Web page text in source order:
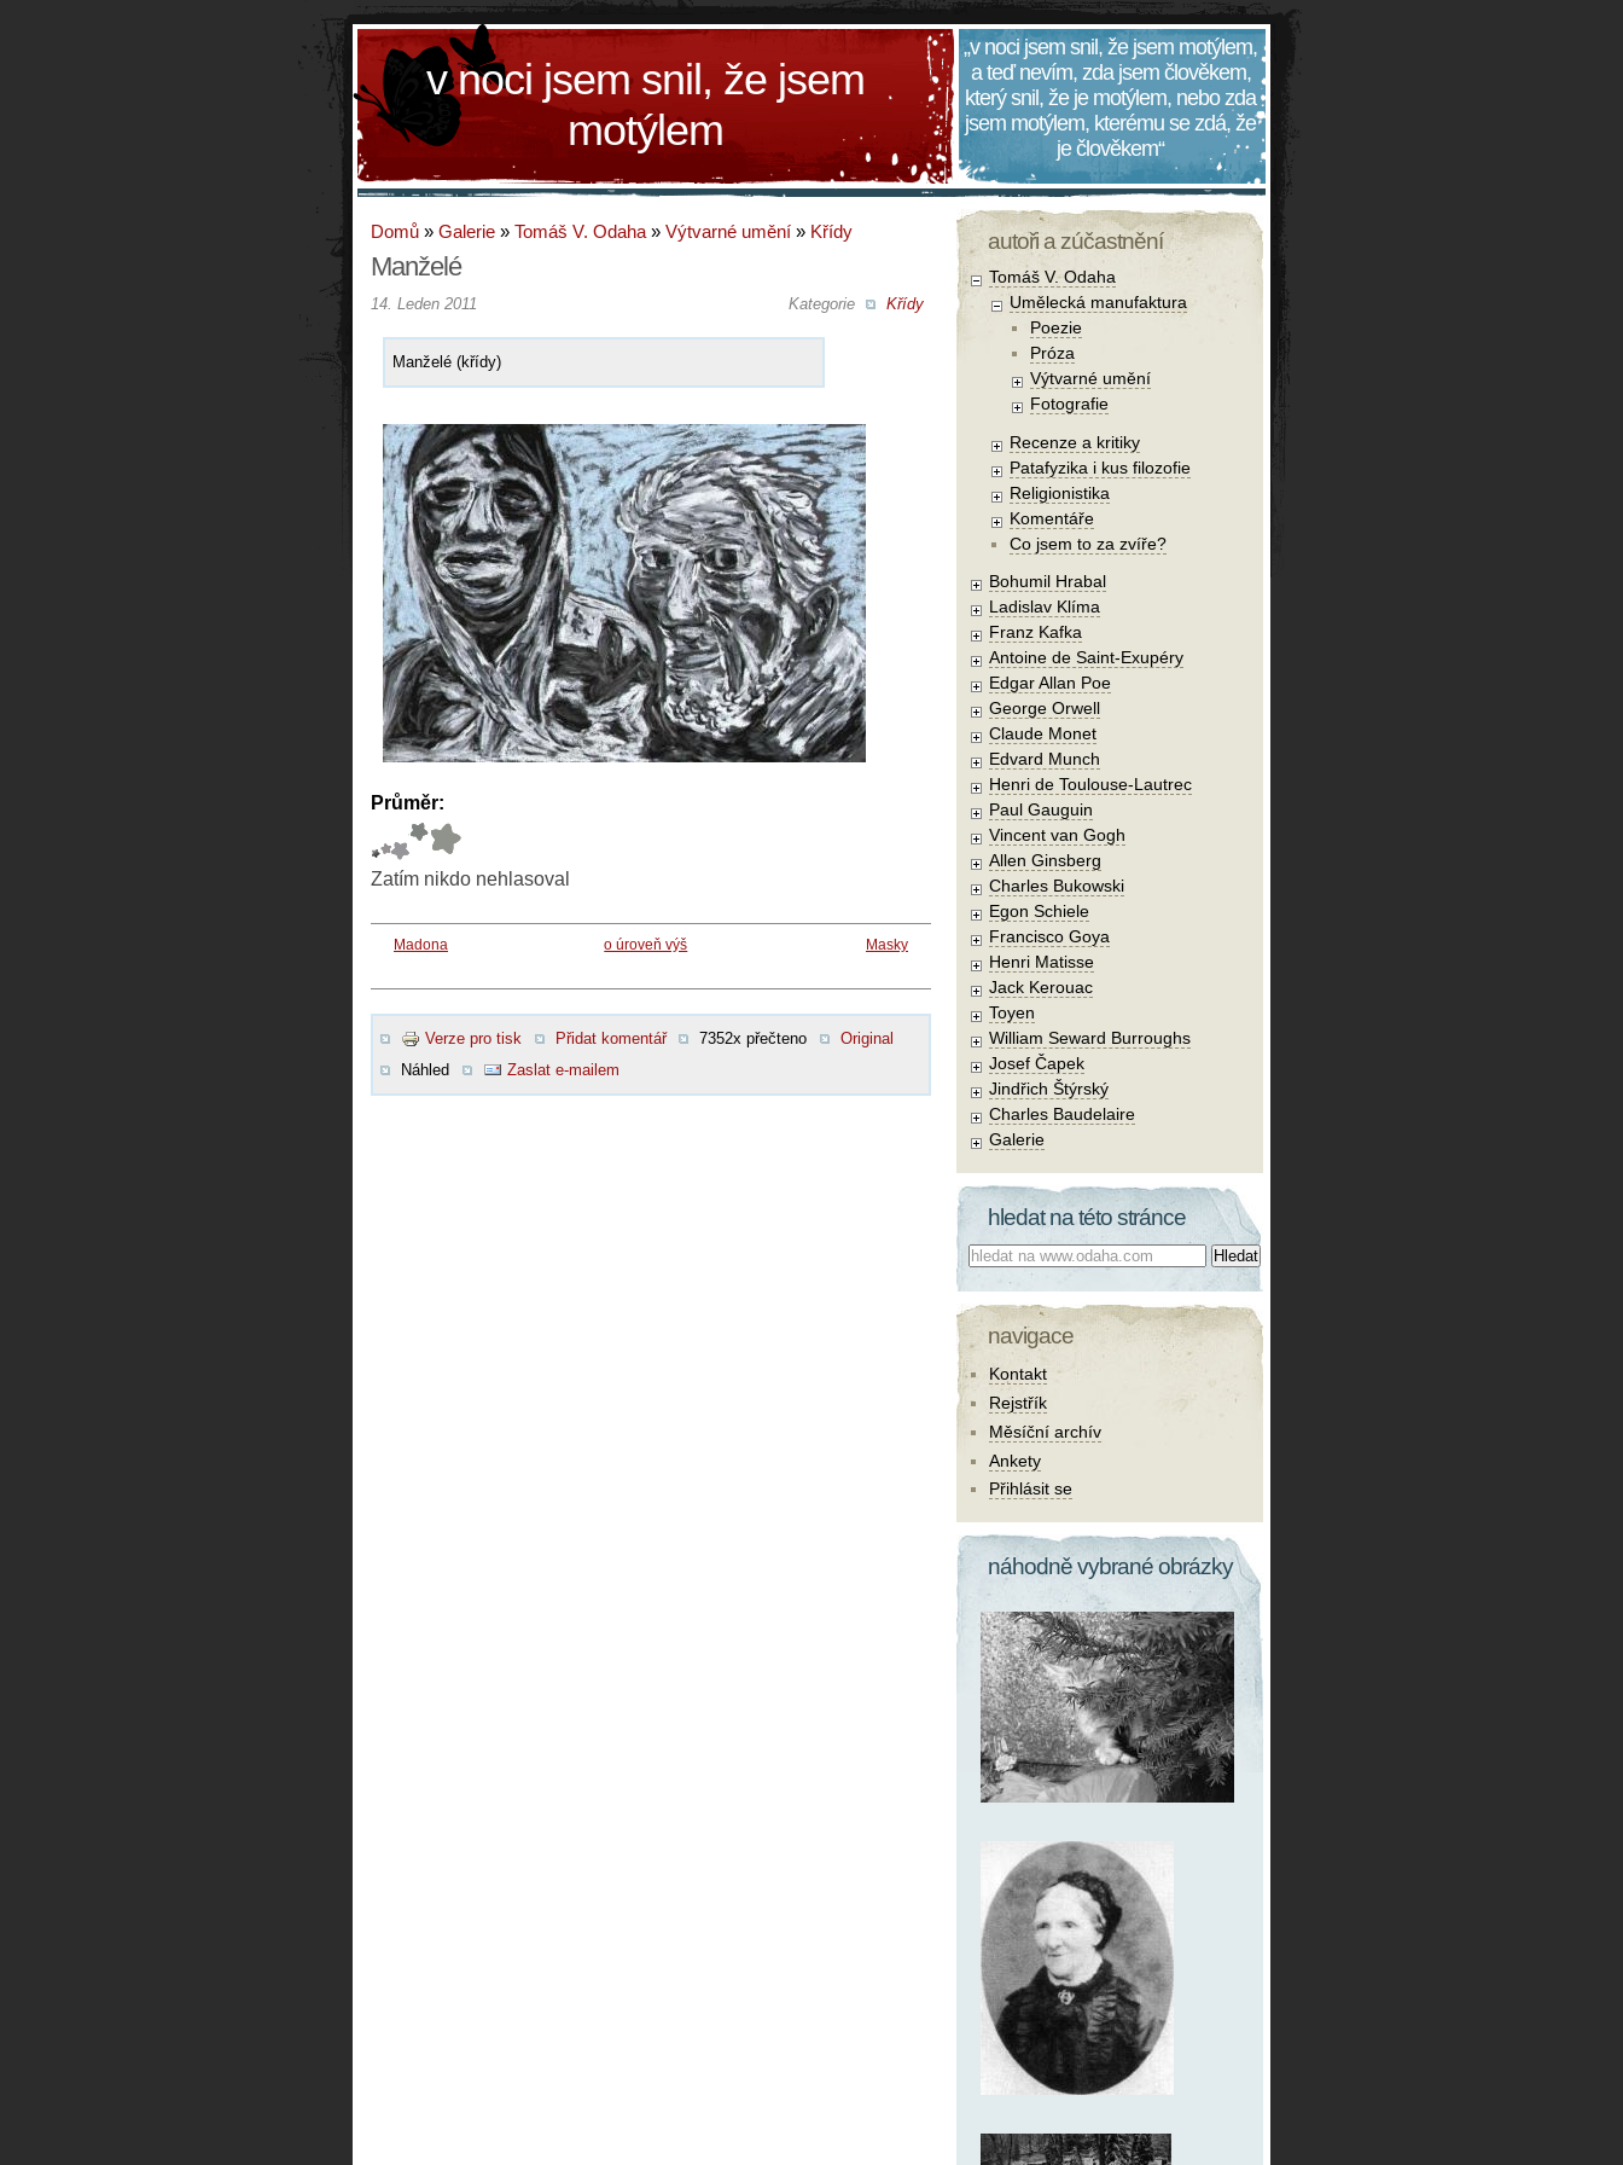
v noci jsem snil, že jsem
motýlem
„v noci jsem snil, že jsem motýlem,
a teď nevím, zda jsem člověkem,
který snil, že je motýlem, nebo zda
jsem motýlem, kterému se zdá, že
je člověkem“
Domů » Galerie » Tomáš V. Odaha » Výtvarné umění » Křídy
Manželé
Kategorie Křídy
14. Leden 2011
Manželé (křídy)
Průměr:
Zatím nikdo nehlasoval
Madona o úroveň výš Masky
Verze pro tisk Přidat komentář 7352x přečteno
Original
Náhled
Zaslat e-mailem
autoři a zúčastnění
Tomáš V. Odaha
Umělecká manufaktura
Poezie
Próza
Výtvarné umění
Fotografie
Recenze a kritiky
Patafyzika i kus filozofie
Religionistika
Komentáře
Co jsem to za zvíře?
Bohumil Hrabal
Ladislav Klíma
Franz Kafka
Antoine de Saint-Exupéry
Edgar Allan Poe
George Orwell
Claude Monet
Edvard Munch
Henri de Toulouse-Lautrec
Paul Gauguin
Vincent van Gogh
Allen Ginsberg
Charles Bukowski
Egon Schiele
Francisco Goya
Henri Matisse
Jack Kerouac
Toyen
William Seward Burroughs
Josef Čapek
Jindřich Štýrský
Charles Baudelaire
Galerie
hledat na této stránce
Co hledat:
navigace
Kontakt
Rejstřík
Měsíční archív
Ankety
Přihlásit se
náhodně vybrané obrázky